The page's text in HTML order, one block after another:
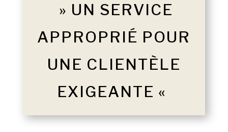
» UN SERVICE
APPROPRIÉ POUR
UNE CLIENTÈLE
EXIGEANTE «